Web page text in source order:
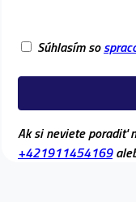
Súhlasím so
Ak si neviete poradiť
+421911454169